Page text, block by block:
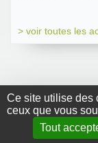
Ce site utilise des
ceux que vous
Tout
> voir toutes les
2010 |RSS